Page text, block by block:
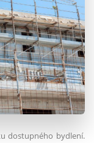
dostupného bydlení.